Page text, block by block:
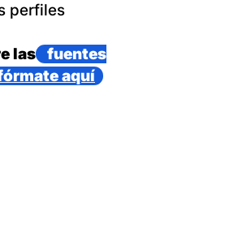
perfiles
las
fuentes
aquí